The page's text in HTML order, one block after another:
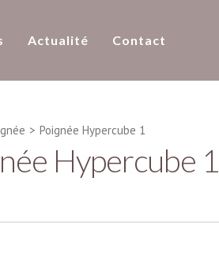
Actualité Contact
> Poignée Hypercube 1
Hypercube 1